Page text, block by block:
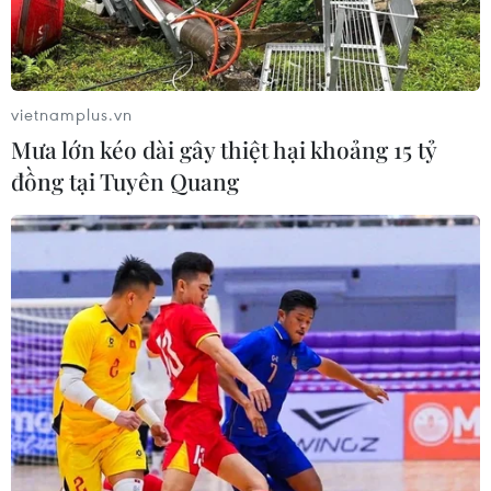
(RIM), từ đó dẫntới việc ICE sẽ nói lời tạm biệt
các smartphone BlackBerry và chuyển sang
triểnkhai Apple iPhone cho 17.600 nhân viên
của họ.
ICE cho biết, sở dĩ họ đi tới quyết định nói trên
là do những thiết bị củaRIM “không thể tiếp tục
đáp ứng nhu cầu về công nghệ di động mà
chúng tôi cần.”
Với chính sách mới, ICE đang khiến cho áp lực
dồn lên RIM càng tăng thêmtrước thềm hãng
công nghệ Canada ra mắt nền tảng BlackBerry
10 của họ vào đầunăm sau.
[Cơ quan tư vấn chính phủ Mỹ nói “không” với
vietnamplus.vn
Mưa lớn kéo dài gây thiệt hại khoảng 15 tỷ
đồng tại Tuyên Quang